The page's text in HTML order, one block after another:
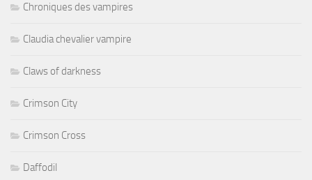
Chroniques des vampires
Claudia chevalier vampire
Claws of darkness
Crimson City
Crimson Cross
Daffodil